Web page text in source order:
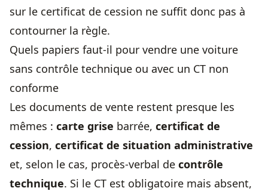
sur le certificat de cession ne suffit donc pas à
contourner la règle.
Quels papiers faut-il pour vendre une voiture
sans contrôle technique ou avec un CT non
conforme
Les documents de vente restent presque les
mêmes : carte grise barrée, certificat de
cession, certificat de situation administrative
et, selon le cas, procès-verbal de contrôle
technique. Si le CT est obligatoire mais absent,